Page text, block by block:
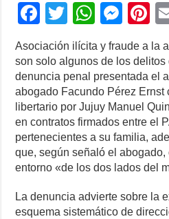
F
a
c
e
b
o
o
k
T
wi
tt
er
W
at
s
A
p
p
M
e
ss
e
n
g
er
Pi
nt
e
st
Asociación ilícita y fraude a la
son solo algunos de los delitos
denuncia penal presentada el
abogado Facundo Pérez Ernst
libertario por Jujuy Manuel
en contratos firmados entre el
pertenecientes a su familia,
que, según señaló el
entorno «de los dos lados del
La denuncia advierte sobre la
esquema sistemático de